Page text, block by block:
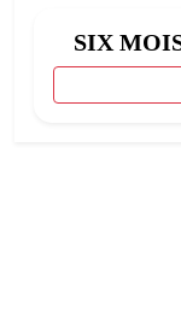
SIX